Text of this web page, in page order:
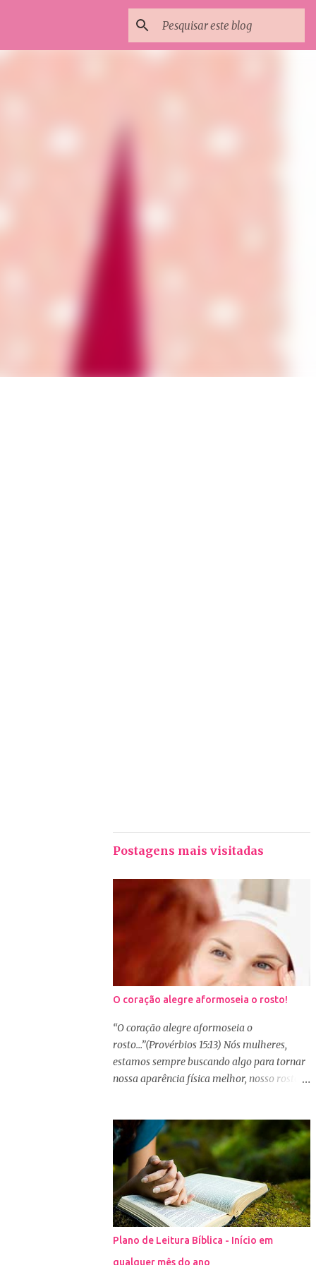
Postagens mais visitadas
O coração alegre aformoseia o rosto!
“O coração alegre aformoseia o
rosto...”(Provérbios 15:13) Nós mulheres,
estamos sempre buscando algo para tornar
nossa aparência física melhor, nosso rosto
cosméticos e produtos de beleza. No Youtube
por exemplo, os canais com mais seguidores
são das blogueiras que dão dicas de beleza,
ensinam a se maquiar e testam produtos.
Não é errado gostar de se cuidar e buscar
conhecimento de como ficar mais bonita e
atraente. Eu também gosto de maquiagem e
dicas de beleza, no entanto, precisamos
Plano de Leitura Bíblica - Início em
qualquer mês do ano